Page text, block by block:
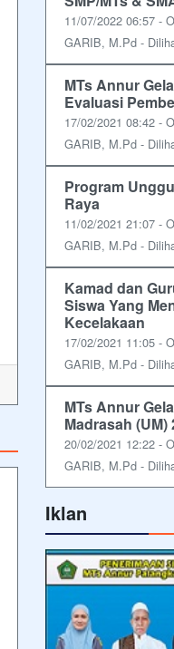
11/07/2022 06:57 -
GARIB, M.Pd -
MTs Annur
Evaluasi
17/02/2021 08:42 -
GARIB, M.Pd -
Program
Raya
11/02/2021 21:07 -
GARIB, M.Pd -
Kamad dan
Siswa Yang
Kecelakaan
17/02/2021 11:05 -
GARIB, M.Pd -
MTs Annur
Madrasah (UM)
20/02/2021 12:22 -
GARIB, M.Pd -
Iklan